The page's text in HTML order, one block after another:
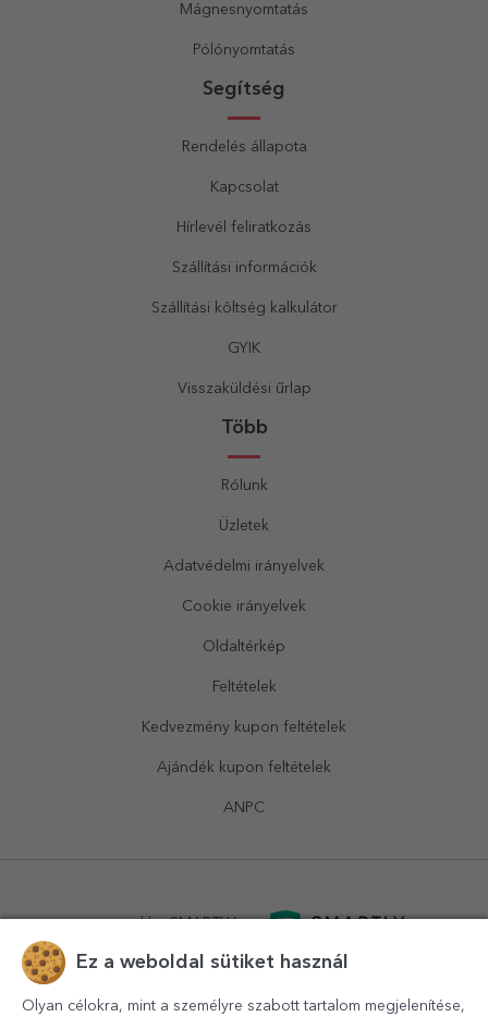
Mágnesnyomtatás
Pólónyomtatás
Segítség
Rendelés állapota
Kapcsolat
Hírlevél feliratkozás
Szállítási információk
Szállítási költség kalkulátor
GYIK
Visszaküldési űrlap
Több
Rólunk
Üzletek
Adatvédelmi irányelvek
Cookie irányelvek
Oldaltérkép
Feltételek
Kedvezmény kupon feltételek
Ajándék kupon feltételek
ANPC
powered bySMARTLY.ro
Ez a weboldal sütiket használ
Olyan célokra, mint a személyre szabott tartalom megjelenítése,